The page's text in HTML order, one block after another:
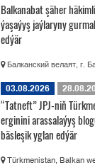
Balkanabat şäher
ýaşaýyş jaýlaryny
edýär
Балканский велаят, г.
03.08.2026
“Tatneft” JPJ-niň
erginini arassalaýyş
bäsleşik yglan edýär
Türkmenistan, Balkan